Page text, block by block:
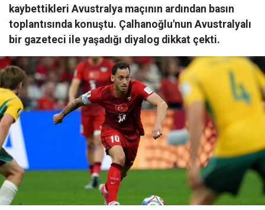
kaybettikleri Avustralya maçının ardından basın
toplantısında konuştu. Çalhanoğlu'nun Avustralyalı
bir gazeteci ile yaşadığı diyalog dikkat çekti.